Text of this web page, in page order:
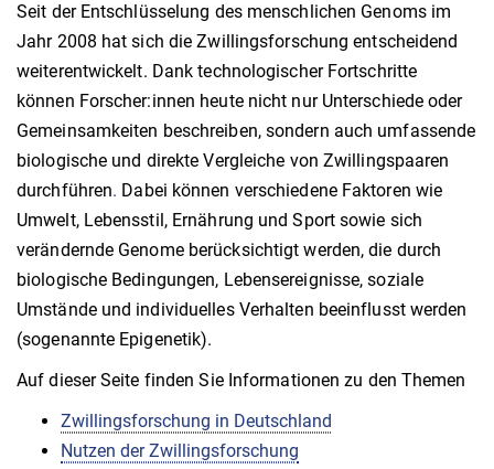
Seit der Entschlüsselung des menschlichen Genoms im
Jahr 2008 hat sich die Zwillingsforschung entscheidend
weiterentwickelt. Dank technologischer Fortschritte
können Forscher:innen heute nicht nur Unterschiede oder
Gemeinsamkeiten beschreiben, sondern auch umfassende
biologische und direkte Vergleiche von Zwillingspaaren
durchführen. Dabei können verschiedene Faktoren wie
Umwelt, Lebensstil, Ernährung und Sport sowie sich
verändernde Genome berücksichtigt werden, die durch
biologische Bedingungen, Lebensereignisse, soziale
Umstände und individuelles Verhalten beeinflusst werden
(sogenannte Epigenetik).
Auf dieser Seite finden Sie Informationen zu den Themen
Zwillingsforschung in Deutschland
Nutzen der Zwillingsforschung